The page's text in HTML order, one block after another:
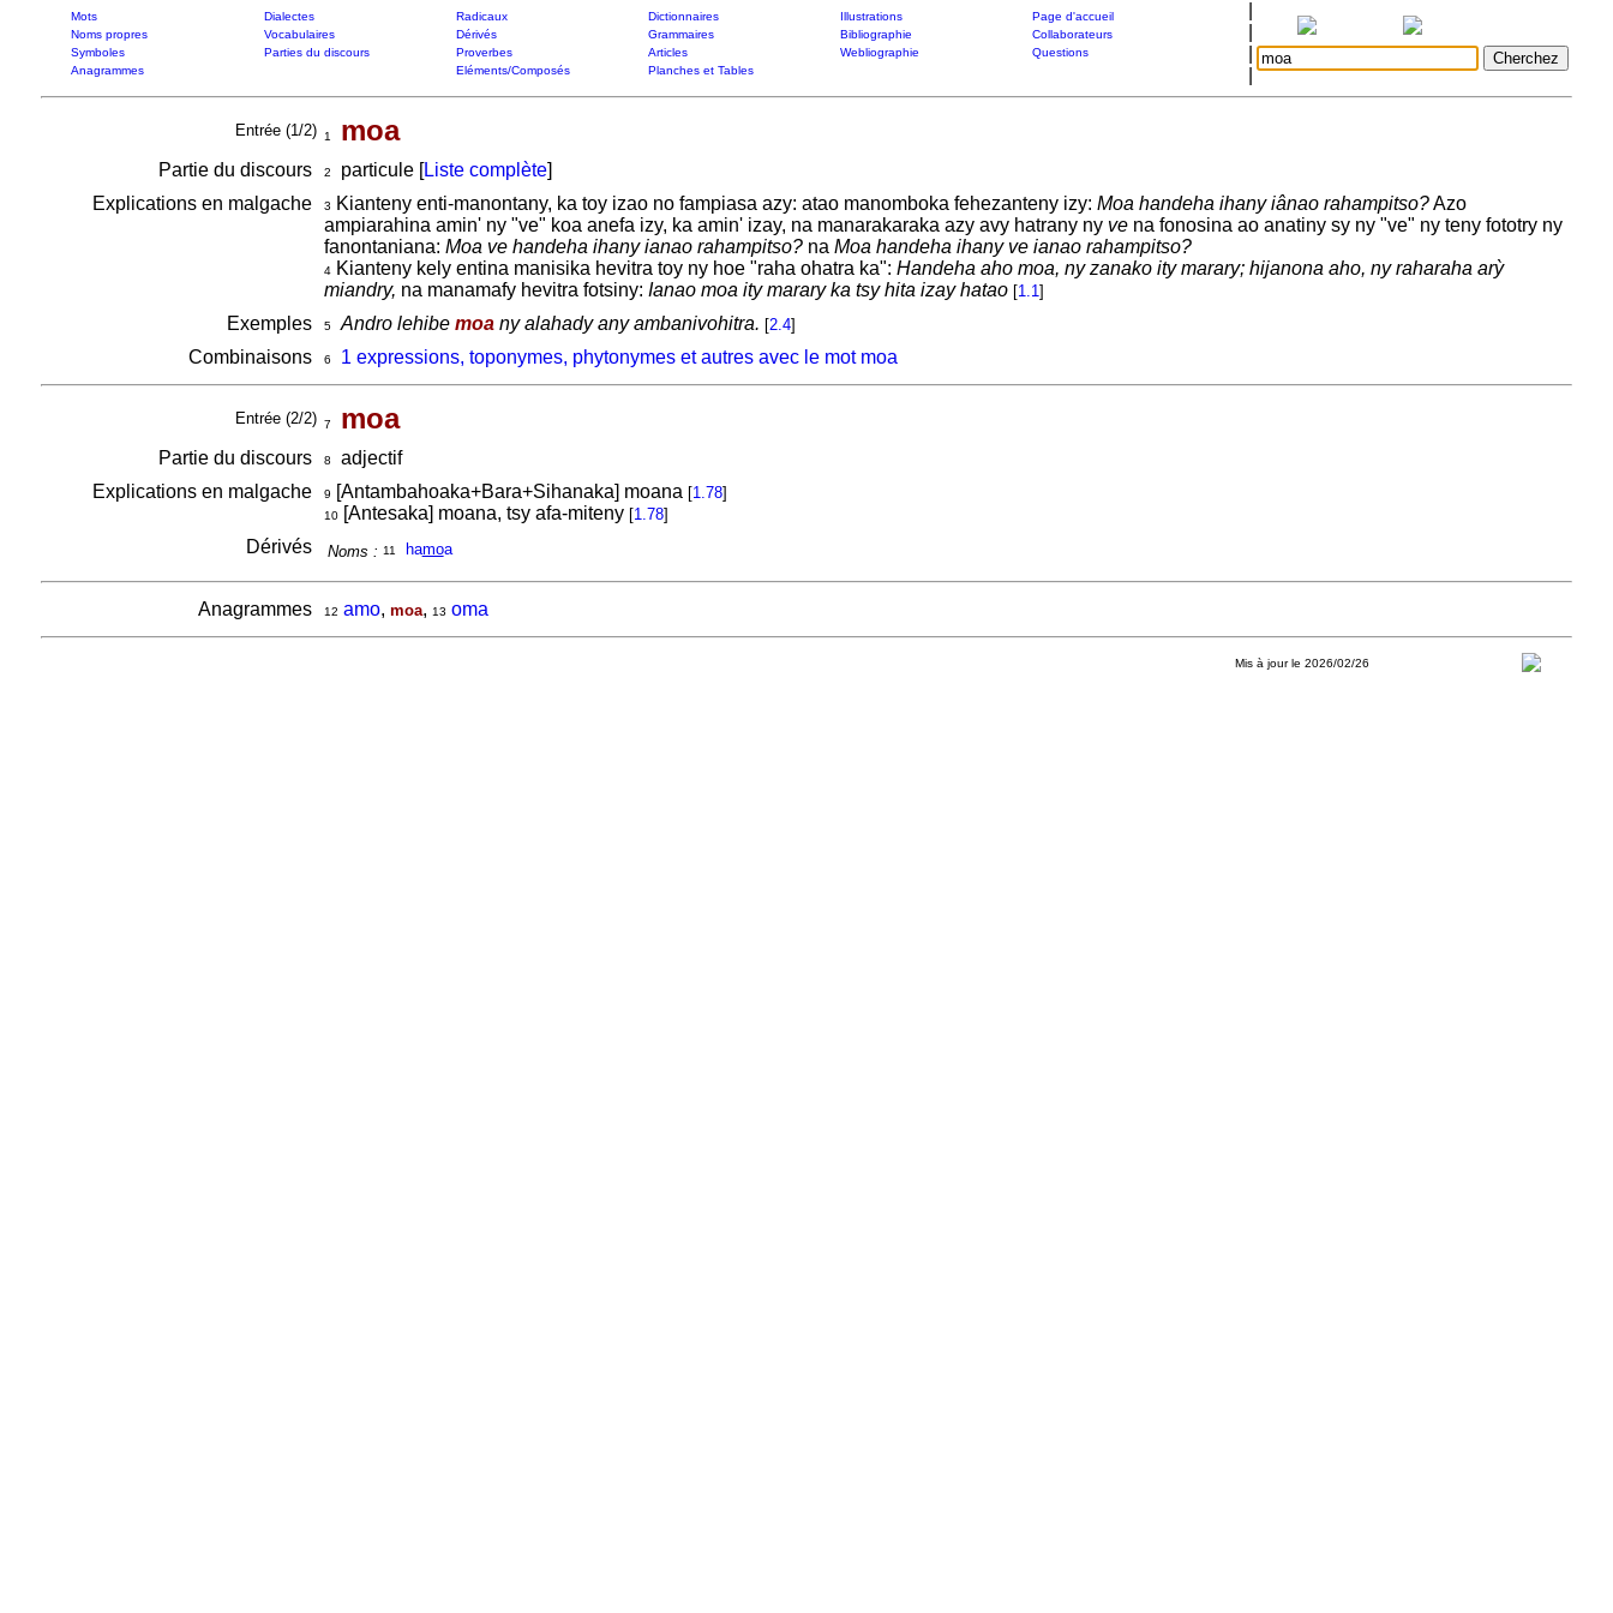
Mots Dialectes Radicaux Dictionnaires Illustrations
Page d'accueil
Noms propres
Vocabulaires Dérivés Grammaires Bibliographie
Collaborateurs
Symboles
Parties du discours Proverbes Articles Webliographie
Questions
Anagrammes
Eléments/Composés Planches et Tables
Entrée (1/2) 1 moa
Partie du discours 2 particule [Liste complète]
Explications en malgache
3 Kianteny enti-manontany, ka toy izao no fampiasa azy: atao manomboka fehezanteny izy: Moa handeha ihany iânao rahampitso?Azo
ampiarahina amin' ny "ve" koa anefa izy, ka amin' izay, na manarakaraka azy avy hatrany ny vena fonosina ao anatiny sy ny "ve" ny teny fototry ny
fanontaniana: Moa ve handeha ihany ianao rahampitso?na Moa handeha ihany ve ianao rahampitso?
4Kianteny kely entina manisika hevitra toy ny hoe "raha ohatra ka": Handeha aho moa, ny zanako ity marary; hijanona aho, ny raharaha arỳ
miandry, na manamafy hevitra fotsiny: Ianao moa ity marary ka tsy hita izay hatao [1.1]
Exemples 5 Andro lehibe moany alahady any ambanivohitra. [2.4]
Combinaisons 6 1 expressions, toponymes, phytonymes et autres avec le mot moa
Entrée (2/2) 7 moa
Partie du discours 8
adjectif
Explications en malgache
9 [Antambahoaka+Bara+Sihanaka] moana [1.78]
10[Antesaka] moana, tsy afa-miteny [1.78]
Dérivés Noms : 11 hamoa
Anagrammes 12 amo, moa, 13 oma
Mis à jour le 2026/02/26